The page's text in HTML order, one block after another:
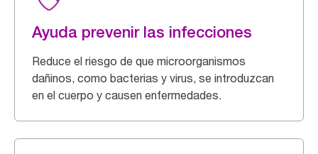
Ayuda prevenir las infecciones
Reduce el riesgo de que microorganismos
dañinos, como bacterias y virus, se introduzcan
en el cuerpo y causen enfermedades.